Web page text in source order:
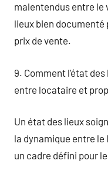
malentendus entre le
lieux bien documenté
prix de vente.
9. Comment l’état
entre locataire et
Un état des lieux
la dynamique entre
un cadre défini pour